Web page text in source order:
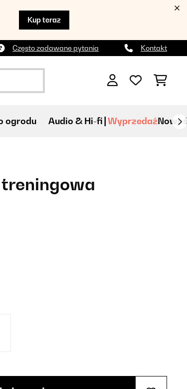
Kup teraz
Często zadawane pytania Kontakt
ogrodu Audio & Hi-fi Wyprzedaź